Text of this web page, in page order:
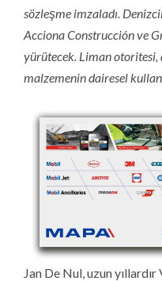
sözleşme imzaladı.
Acciona Construcción ve
yürütecek. Liman
malzemenin dairesel
Jan De Nul, uzun yıllardır